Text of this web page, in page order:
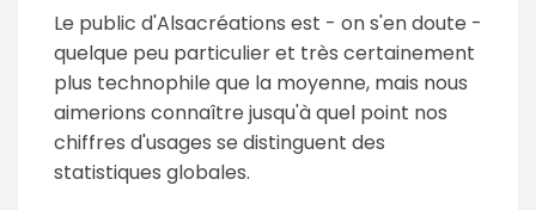
Le public d'Alsacréations est - on s'en doute -
quelque peu particulier et très certainement
plus technophile que la moyenne, mais nous
aimerions connaître jusqu'à quel point nos
chiffres d'usages se distinguent des
statistiques globales.